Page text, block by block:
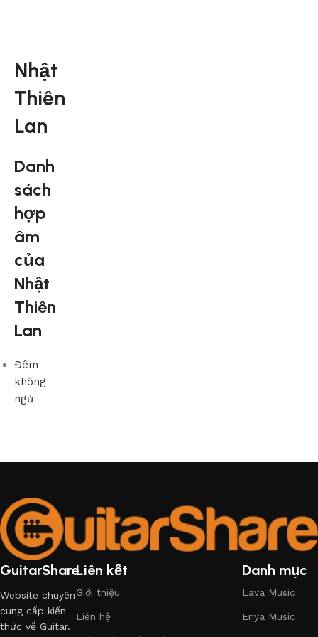
Nhật
Thiên
Lan
Danh
sách
hợp
âm
của
Nhật
Thiên
Lan
Đêm
không
ngủ
GuitarShare
Website chuyên
cung cấp kiến
thức về Guitar.
Liên kết
Giới thiệu
Liên hệ
Danh mục
Lava Music
Enya Music